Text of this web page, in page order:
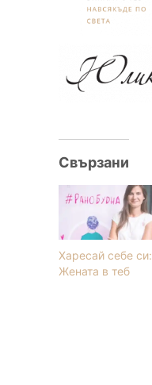
Свързани
Харесай себе си:
Жената в теб